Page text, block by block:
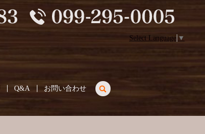
Q&A お問い合わせ search
Select Language ▼